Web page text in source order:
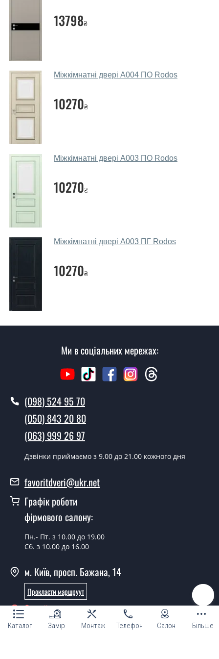
Каталог Замір Монтаж Телефон Салон Більше
Чи допомагаєте ви вибрати дверні
полотна?
салоні-магазині.
ваших міжкімнатних дверей?
Каркас полотна міжкімнатних дверей виготовляється з
накладками товщиною 20 мм. Завдяки такій товщині
МДФ, вся конструкція виходить дуже міцною та
надійною.
Які дверні полотна порадите?
параметрів, бюджету та інших факторів. Підбір
дверних полотен проводиться індивідуально для
кожного відвідувача.
Так, робимо. Наші фахівці можуть зробити замір та
консультацію на виїзді. Кожен співробітник має з
консультації Ви можете оформити заявку, не
Ви робите установку дверних
Так робимо. Монтаж дверних полотен проводиться
згідно з чергою, у всі дні крім неділі.
Скільки коштує встановлення дверей
Berta V білий мат?
1800 грн.
Можна на сьогодні викликати
замірника?
У вас є в наявності готові дверні
Так, ми маємо великий асортимент готових дверних
полотен.
Ви робите нестандартні міжкімнатні
двері?
13798₴
Міжкімнатні двері A004 ПО Rodos
10270₴
Міжкімнатні двері A003 ПО Rodos
10270₴
Міжкімнатні двері A003 ПГ Rodos
10270₴
Ми в соціальних мережах:
(098) 524 95 70
(050) 843 20 80
(063) 999 26 97
Дзвінки приймаємо з 9.00 до 21.00 кожного дня
favoritdveri@ukr.net
Графік роботи
фірмового салону:
Пн.- Пт. з 10.00 до 19.00
Сб. з 10.00 до 16.00
м. Київ, просп. Бажана, 14
Прокласти маршруут
Онлайн консультант